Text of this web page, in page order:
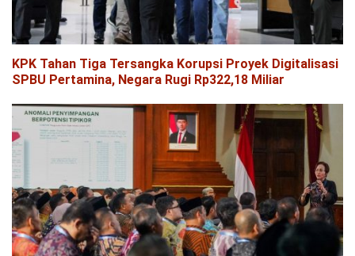
KPK Tahan Tiga Tersangka Korupsi Proyek Digitalisasi
SPBU Pertamina, Negara Rugi Rp322,18 Miliar